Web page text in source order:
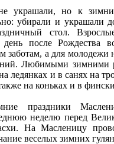
украшали, но к
убирали и украшали
стол.
после Рождества
заботам, а для молодежи
Любимыми зимними
ледянках и в санях на
на коньках и в
праздники
неделю перед
На Масленицу
веселых зимних